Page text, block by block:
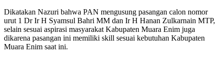
Dikatakan Nazuri bahwa PAN mengusung pasangan calon nomor
urut 1 Dr Ir H Syamsul Bahri MM dan Ir H Hanan Zulkarnain MTP,
selain sesuai aspirasi masyarakat Kabupaten Muara Enim juga
dikarena pasangan ini memiliki skill sesuai kebutuhan Kabupaten
Muara Enim saat ini.